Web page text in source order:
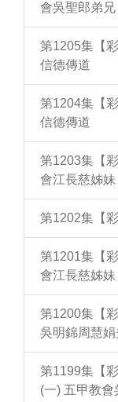
會吳聖郎弟兄
第1205集【
信德傳道
第1204集【
信德傳道
第1203集【
會江長慈姊妹
第1202集【
第1201集【
會江長慈姊妹
第1200集【
吳明錦周慧
第1199集【
(一) 五甲教